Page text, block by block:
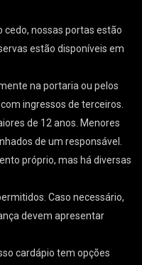
cedo, nossas portas estão
estão disponíveis em
na portaria ou pelos
ingressos de terceiros.
de 12 anos. Menores
de um responsável.
próprio, mas há diversas
Caso necessário,
devem apresentar
cardápio tem opções